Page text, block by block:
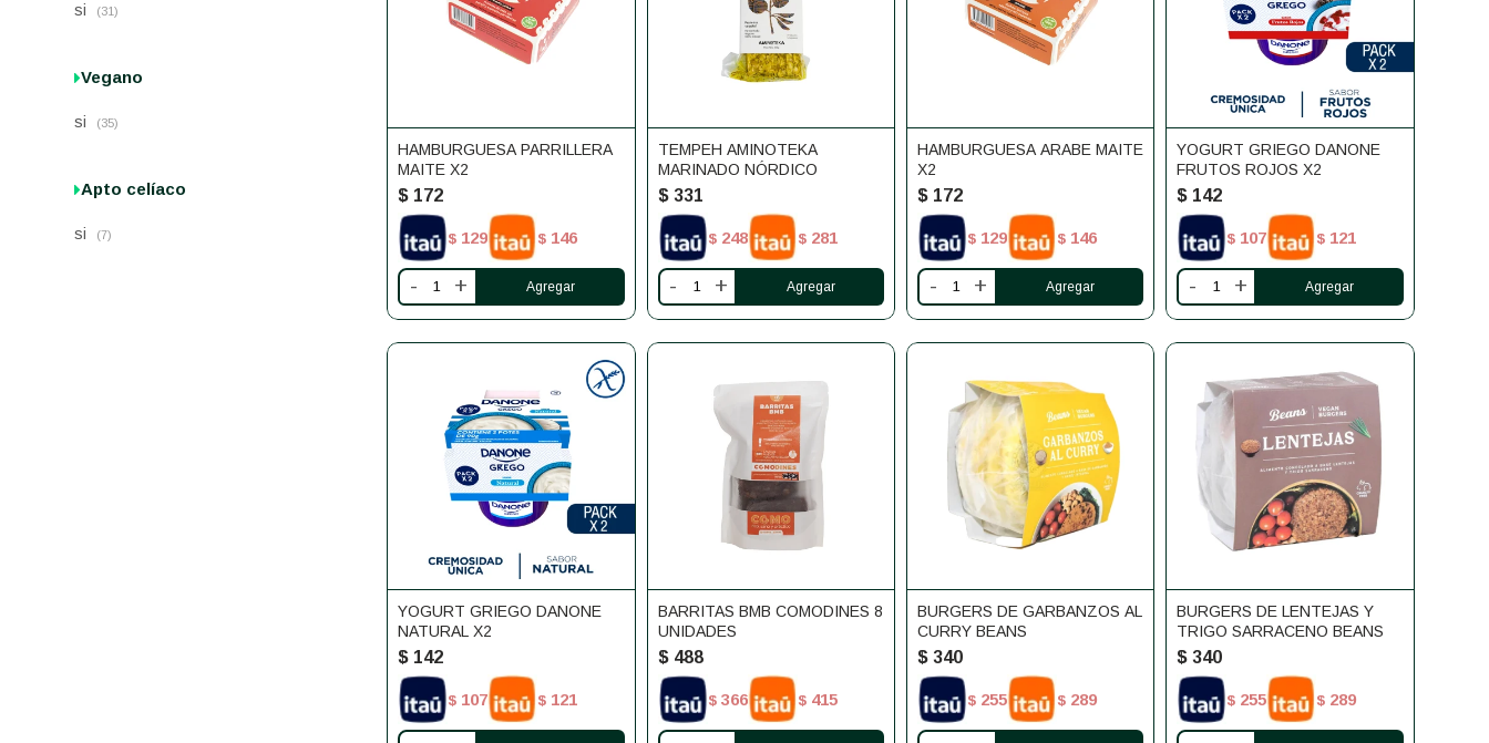
HAMBURGUESA PARRILLERA
MAITE X2
$ 172
$ 129 $ 146
- +
TEMPEH AMINOTEKA
MARINADO NÓRDICO
$ 331
$ 248 $ 281
- +
HAMBURGUESA ARABE MAITE
X2
$ 172
$ 129 $ 146
- +
YOGURT GRIEGO DANONE
FRUTOS ROJOS X2
$ 142
$ 107 $ 121
- +
YOGURT GRIEGO DANONE
NATURAL X2
$ 142
$ 107 $ 121
BARRITAS BMB COMODINES 8
UNIDADES
$ 488
$ 366 $ 415
BURGERS DE GARBANZOS AL
CURRY BEANS
$ 340
$ 255 $ 289
BURGERS DE LENTEJAS Y
TRIGO SARRACENO BEANS
$ 340
$ 255 $ 289
si (31)
Vegano
si (35)
Apto celíaco
si (7)